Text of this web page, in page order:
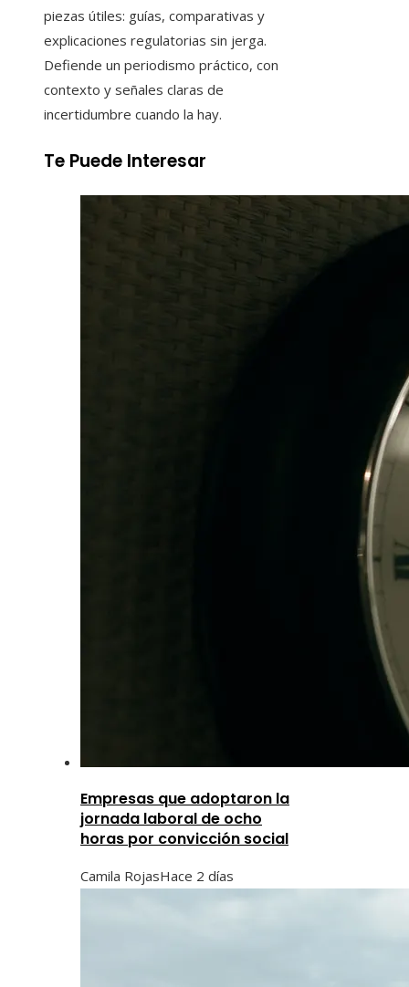
piezas útiles: guías, comparativas y
explicaciones regulatorias sin jerga.
Defiende un periodismo práctico, con
contexto y señales claras de
incertidumbre cuando la hay.
Te Puede Interesar
Empresas que adoptaron la
jornada laboral de ocho
horas por convicción social
Camila RojasHace 2 días